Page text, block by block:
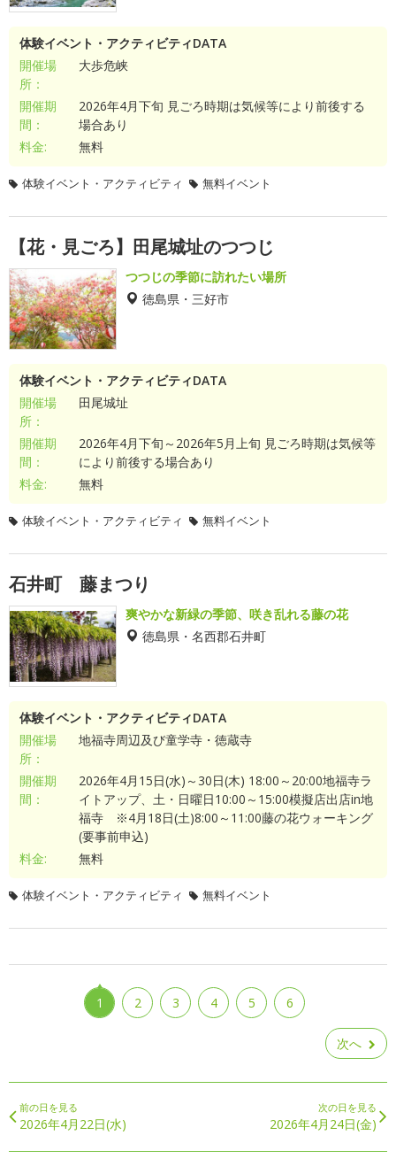
体験イベント・アクティビティDATA
開催場
所：
大歩危峡
開催期
間：
2026年4月下旬 見ごろ時期は気候等により前後する
場合あり
料金:
無料
体験イベント・アクティビティ 無料イベント
【花・見ごろ】田尾城址のつつじ
つつじの季節に訪れたい場所
徳島県・三好市
体験イベント・アクティビティDATA
開催場
所：
田尾城址
開催期
間：
2026年4月下旬～2026年5月上旬 見ごろ時期は気候等
により前後する場合あり
料金:
無料
体験イベント・アクティビティ 無料イベント
石井町 藤まつり
爽やかな新緑の季節、咲き乱れる藤の花
徳島県・名西郡石井町
体験イベント・アクティビティDATA
開催場
所：
地福寺周辺及び童学寺・徳蔵寺
開催期
間：
2026年4月15日(水)～30日(木) 18:00～20:00地福寺ラ
イトアップ、土・日曜日10:00～15:00模擬店出店in地
福寺 ※4月18日(土)8:00～11:00藤の花ウォーキング
(要事前申込)
料金:
無料
体験イベント・アクティビティ 無料イベント
1 2 3 4 5 6
次へ
前の日を見る
2026年4月22日(水)
次の日を見る
2026年4月24日(金)